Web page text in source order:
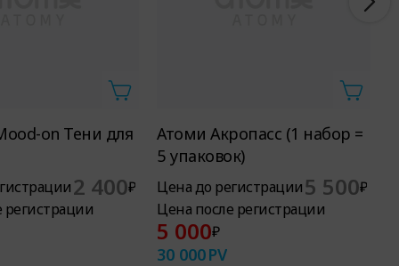
on Тени для
2 400₽
Атоми Акропасс (1 набор =
5 упаковок)
Цена до регистрации5 500₽
Цена после регистрации
5 000₽
30 000PV